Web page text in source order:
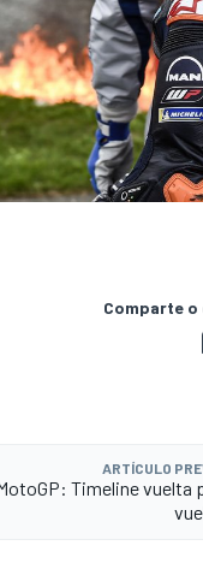
Comparte
ARTÍCULO
Timeline vuelta